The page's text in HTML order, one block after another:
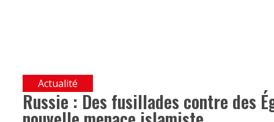
Actualité
Russie : Des fusillades contre des